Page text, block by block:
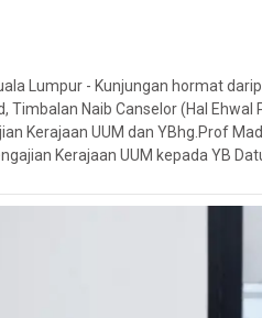
Lumpur - Kunjungan hormat
Timbalan Naib Canselor (Hal
Kerajaan UUM dan YBhg.Prof
Kerajaan UUM kepada YB